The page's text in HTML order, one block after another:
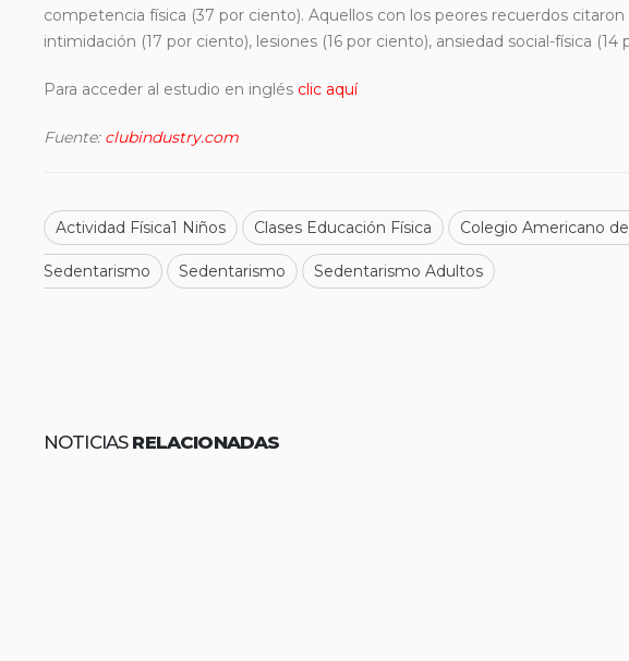
competencia física (37 por ciento). Aquellos con los peores recuerdos
intimidación (17 por ciento), lesiones (16 por ciento), ansiedad social-física
Para acceder al estudio en inglés clic aquí
Fuente: clubindustry.com
Actividad Física1 Niños Clases Educación Física Colegio Americano
Sedentarismo Sedentarismo Sedentarismo Adultos
NOTICIAS RELACIONADAS